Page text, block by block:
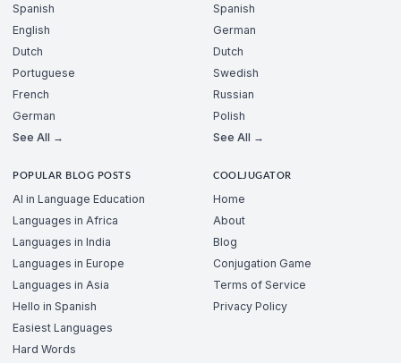
Spanish
English
Dutch
Portuguese
French
German
See All →
Spanish
German
Dutch
Swedish
Russian
Polish
See All →
POPULAR BLOG POSTS
AI in Language Education
Languages in Africa
Languages in India
Languages in Europe
Languages in Asia
Hello in Spanish
Easiest Languages
Hard Words
COOLJUGATOR
Home
About
Blog
Conjugation Game
Terms of Service
Privacy Policy